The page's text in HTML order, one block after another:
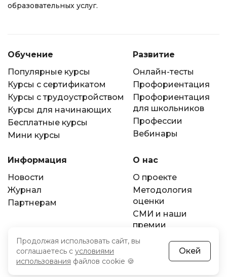
образовательных услуг.
Обучение
Популярные курсы
Курсы с сертификатом
Курсы с трудоустройством
Курсы для начинающих
Бесплатные курсы
Мини курсы
Развитие
Онлайн-тесты
Профориентация
Профориентация
для школьников
Профессии
Вебинары
Информация
Новости
Журнал
Партнерам
О нас
О проекте
Методология
оценки
СМИ и наши
премии
Контакты
Рейтинг онлайн-
школ
Продолжая использовать сайт, вы
соглашаетесь с условиями
использования файлов cookie 🍪
Окей